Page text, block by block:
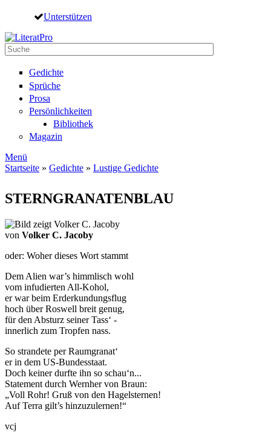
Direkt zum Inhalt
Unterstützen
Suche
Gedichte
Sprüche
Prosa
Persönlichkeiten
Bibliothek
Magazin
Menü
Startseite » Gedichte » Lustige Gedichte
STERNGRANATENBLAU
von Volker C. Jacoby
oder: Woher dieses Wort stammt
Dem Alien war’s himmlisch wohl
vom infudierten All-Kohol,
er war beim Erderkundungsflug
hoch über Roswell breit genug,
für den Absturz seiner Tass‘ -
innerlich zum Tropfen nass.
So strandete per Raumgranat‘
er in dem US-Bundesstaat.
Doch keiner durfte ihn so schau‘n...
Statement durch Wernher von Braun:
„Voll Rohr! Gruß von den Hagelsternen!
Auf Terra gilt’s hinzuzulernen!“
vcj